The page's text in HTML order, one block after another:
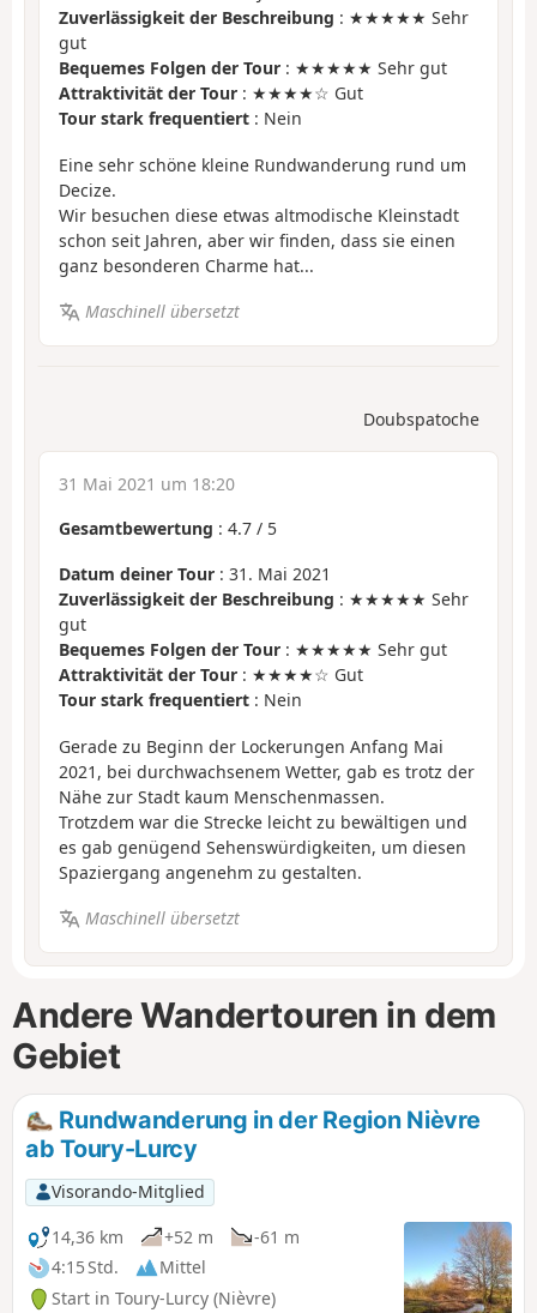
Zuverlässigkeit der Beschreibung : ★★★★★ Sehr
gut
Bequemes Folgen der Tour : ★★★★★ Sehr gut
Attraktivität der Tour : ★★★★☆ Gut
Tour stark frequentiert : Nein
Eine sehr schöne kleine Rundwanderung rund um
Decize.
Wir besuchen diese etwas altmodische Kleinstadt
schon seit Jahren, aber wir finden, dass sie einen
ganz besonderen Charme hat...
Maschinell übersetzt
Doubspatoche
31 Mai 2021 um 18:20
Gesamtbewertung : 4.7 / 5
Datum deiner Tour : 31. Mai 2021
Zuverlässigkeit der Beschreibung : ★★★★★ Sehr
gut
Bequemes Folgen der Tour : ★★★★★ Sehr gut
Attraktivität der Tour : ★★★★☆ Gut
Tour stark frequentiert : Nein
Gerade zu Beginn der Lockerungen Anfang Mai
2021, bei durchwachsenem Wetter, gab es trotz der
Nähe zur Stadt kaum Menschenmassen.
Trotzdem war die Strecke leicht zu bewältigen und
es gab genügend Sehenswürdigkeiten, um diesen
Spaziergang angenehm zu gestalten.
Maschinell übersetzt
Andere Wandertouren in dem
Gebiet
Rundwanderung in der Region Nièvre
ab Toury-Lurcy
Visorando-Mitglied
14,36 km
+52 m
-61 m
4:15 Std.
Mittel
Start in Toury-Lurcy (Nièvre)